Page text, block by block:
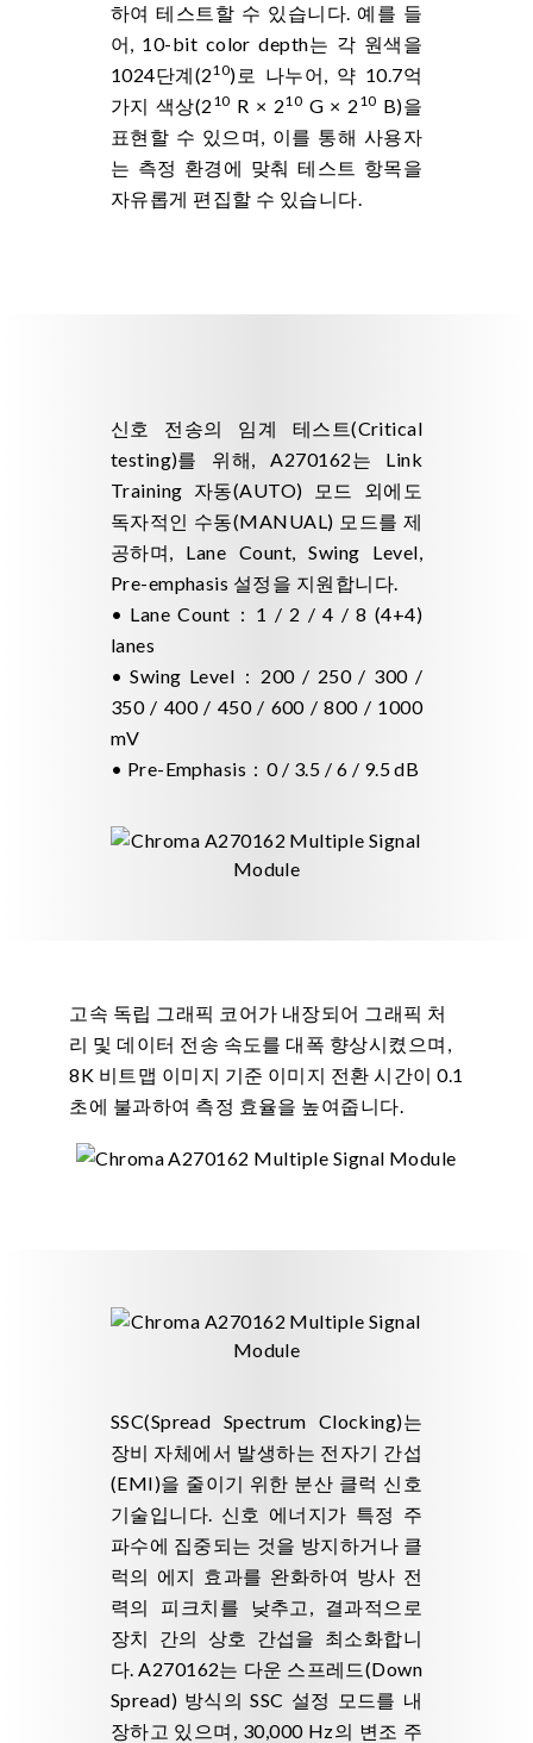
하여 테스트할 수 있습니다. 예를 들
어, 10-bit color depth는 각 원색을
1024단계(210)로 나누어, 약 10.7억
가지 색상(2 10 R × 210 G × 2 10 B)을
표현할 수 있으며, 이를 통해 사용자
는 측정 환경에 맞춰 테스트 항목을
자유롭게 편집할 수 있습니다.
신호 전송의 임계 테스트(Critical
testing)를 위해, A270162는 Link
Training 자동(AUTO) 모드 외에도
독자적인 수동(MANUAL) 모드를 제
공하며, Lane Count, Swing Level,
Pre-emphasis 설정을 지원합니다.
• Lane Count：1 / 2 / 4 / 8 (4+4)
lanes
• Swing Level：200 / 250 / 300 /
350 / 400 / 450 / 600 / 800 / 1000
mV
• Pre-Emphasis：0 / 3.5 / 6 / 9.5 dB
고속 독립 그래픽 코어가 내장되어 그래픽 처
리 및 데이터 전송 속도를 대폭 향상시켰으며,
8K 비트맵 이미지 기준 이미지 전환 시간이 0.1
초에 불과하여 측정 효율을 높여줍니다.
SSC(Spread Spectrum Clocking)는
장비 자체에서 발생하는 전자기 간섭
(EMI)을 줄이기 위한 분산 클럭 신호
기술입니다. 신호 에너지가 특정 주
파수에 집중되는 것을 방지하거나 클
럭의 에지 효과를 완화하여 방사 전
력의 피크치를 낮추고, 결과적으로
장치 간의 상호 간섭을 최소화합니
다. A270162는 다운 스프레드(Down
Spread) 방식의 SSC 설정 모드를 내
장하고 있으며, 30,000 Hz의 변조 주